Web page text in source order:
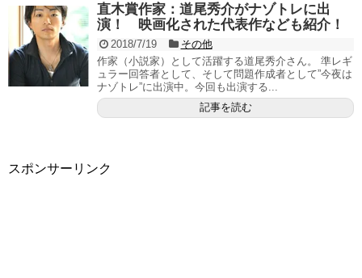
直木賞作家：道尾秀介がナゾトレに出
演！ 映画化された代表作なども紹介！
2018/7/19
その他
作家（小説家）として活躍する道尾秀介さん。 準レギ
ュラー回答者として、そして問題作成者として”今夜は
ナゾトレ”に出演中。今回も出演する...
記事を読む
スポンサーリンク